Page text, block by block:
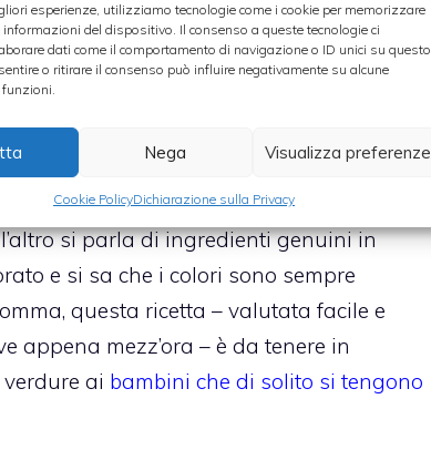
esperienze, utilizziamo tecnologie come i cookie per memorizzare
informazioni del dispositivo. Il consenso a queste tecnologie ci
dati come il comportamento di navigazione o ID unici su questo
o ritirare il consenso può influire negativamente su alcune
funzioni.
Nega Visualizza preferenze
Cookie PolicyDichiarazione sulla Privacy
Unite le tavoletteMagia d’Aromi Erbe
cuocete al dente i fusilli, scolateli
mescolando per un minuto, poi
una via d’uscita anche quando a
si parla di ingredienti genuini in
e si sa che i colori sono sempre
questa ricetta – valutata facile e
appena mezz’ora – è da tenere in
ai bambini che di solito si tengono